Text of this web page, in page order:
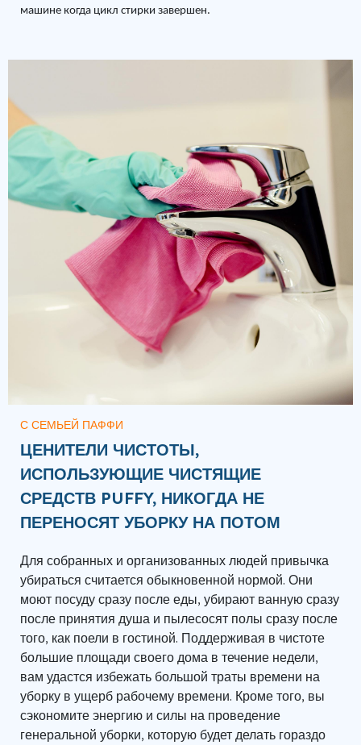
машине когда цикл стирки завершен.
С СЕМЬЕЙ ПАФФИ
ЦЕНИТЕЛИ ЧИСТОТЫ,
ИСПОЛЬЗУЮЩИЕ ЧИСТЯЩИЕ
СРЕДСТВ PUFFY, НИКОГДА НЕ
ПЕРЕНОСЯТ УБОРКУ НА ПОТОМ
Для собранных и организованных людей привычка
убираться считается обыкновенной нормой. Они
моют посуду сразу после еды, убирают ванную сразу
после принятия душа и пылесосят полы сразу после
того, как поели в гостиной. Поддерживая в чистоте
большие площади своего дома в течение недели,
вам удастся избежать большой траты времени на
уборку в ущерб рабочему времени. Кроме того, вы
сэкономите энергию и силы на проведение
генеральной уборки, которую будет делать гораздо